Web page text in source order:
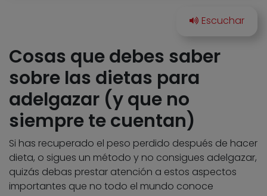
Cosas que debes saber
sobre las dietas para
adelgazar (y que no
siempre te cuentan)
Si has recuperado el peso perdido después de hacer
dieta, o sigues un método y no consigues adelgazar,
quizás debas prestar atención a estos aspectos
importantes que no todo el mundo conoce